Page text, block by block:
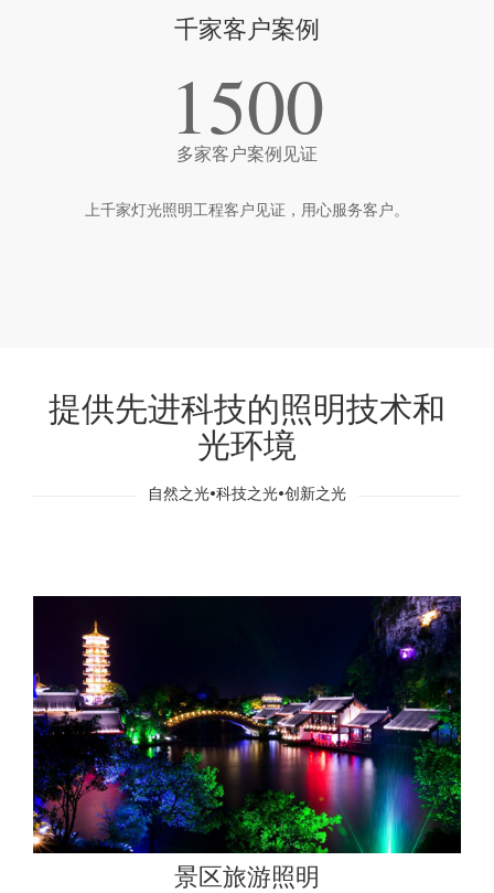
千家客户案例
1500
多家客户案例见证
上千家灯光照明工程客户见证，用心服务客户。
提供先进科技的照明技术和
光环境
自然之光•科技之光•创新之光
景区旅游照明